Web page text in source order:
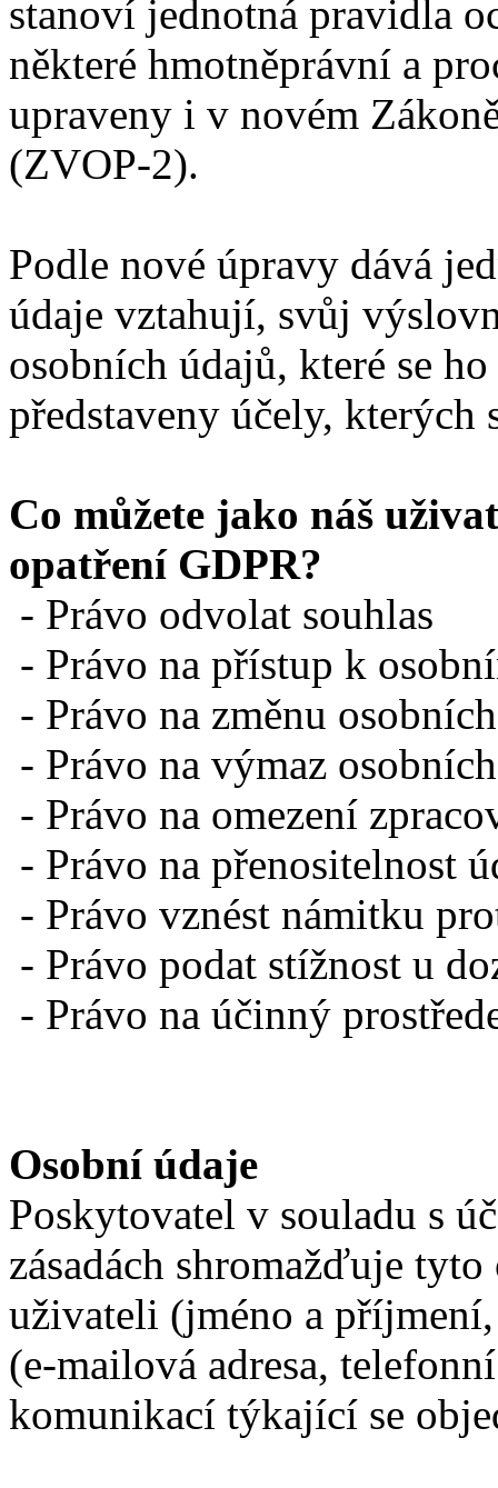
stanoví jednotná pravidla
některé hmotněprávní a
upraveny i v novém
(ZVOP-2).
Podle nové úpravy dává
údaje vztahují, svůj
osobních údajů, které se
představeny účely, kterých
Co můžete jako náš
opatření GDPR?
- Právo odvolat souhlas
- Právo na přístup k
- Právo na změnu
- Právo na výmaz
- Právo na omezení
- Právo na přenositelnost
- Právo vznést námitku
- Právo podat stížnost u
- Právo na účinný
Osobní údaje
Poskytovatel v souladu s
zásadách shromažďuje
uživateli (jméno a
(e-mailová adresa,
komunikací týkající se